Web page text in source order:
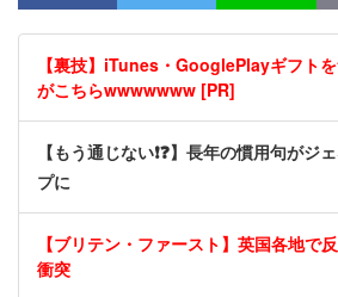
【裏技】iTunes・GooglePlayギフト
がこちらwwwwwww [PR]
【もう通じない❗❓】長年の慣用句がジ
プに
【ブリテン・ファースト】英国各地で
衝突